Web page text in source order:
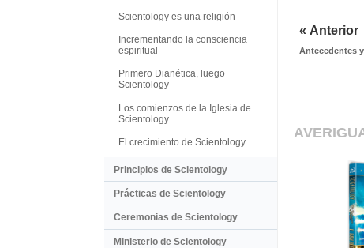
« Anterior
Antecedentes
Scientology es una religión
Incrementando la consciencia
espiritual
Primero Dianética, luego
Scientology
Los comienzos de la Iglesia de
Scientology
El crecimiento de Scientology
Principios de Scientology
Prácticas de Scientology
Ceremonias de Scientology
Ministerio de Scientology